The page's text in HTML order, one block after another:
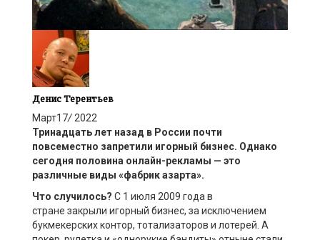
Денис Терентьев
Март17/2022
Тринадцатьлет назад в России почти
повсеместно запретили игорный бизнес. Однако
сегодня половина онлайн-рекламы — это
различные виды «фабриказарта».
Что случилось? С 1 июля 2009 года в
стране закрыли игорный бизнес, за исключением
букмекерских контор, тотализаторов и лотерей. А